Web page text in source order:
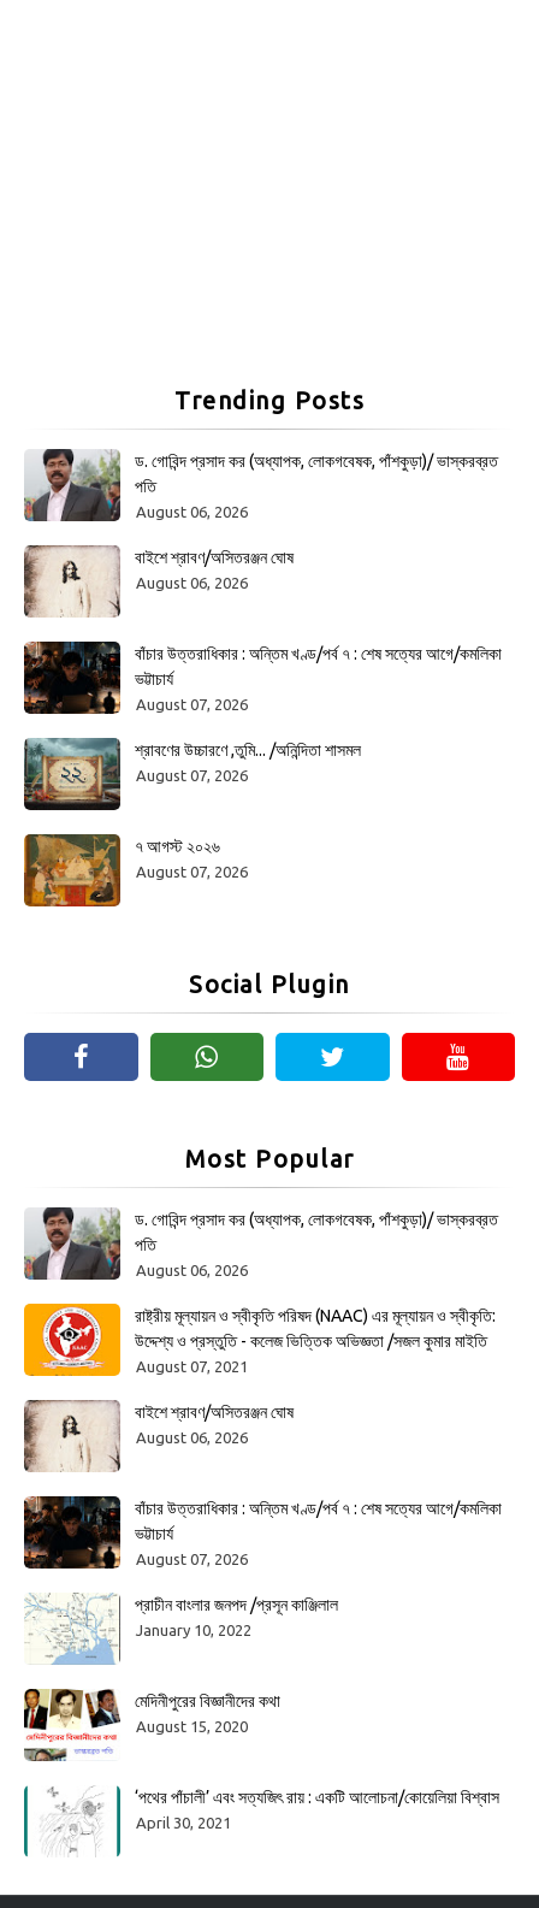
Trending Posts
ড. গোবিন্দ প্রসাদ কর (অধ্যাপক, লোকগবেষক, পাঁশকুড়া)/ ভাস্করব্রত
পতি
August 06, 2026
বাইশে শ্রাবণ/অসিতরঞ্জন ঘোষ
August 06, 2026
বাঁচার উত্তরাধিকার : অন্তিম খণ্ড/পর্ব ৭ : শেষ সত্যের আগে/কমলিকা
ভট্টাচার্য
August 07, 2026
শ্রাবণের উচ্চারণে ,তুমি... /অনিন্দিতা শাসমল
August 07, 2026
৭ আগস্ট ২০২৬
August 07, 2026
Social Plugin
Most Popular
ড. গোবিন্দ প্রসাদ কর (অধ্যাপক, লোকগবেষক, পাঁশকুড়া)/ ভাস্করব্রত
পতি
August 06, 2026
রাষ্ট্রীয় মূল্যায়ন ও স্বীকৃতি পরিষদ (NAAC) এর মূল্যায়ন ও স্বীকৃতি:
উদ্দেশ্য ও প্রস্তুতি - কলেজ ভিত্তিক অভিজ্ঞতা /সজল কুমার মাইতি
August 07, 2021
বাইশে শ্রাবণ/অসিতরঞ্জন ঘোষ
August 06, 2026
বাঁচার উত্তরাধিকার : অন্তিম খণ্ড/পর্ব ৭ : শেষ সত্যের আগে/কমলিকা
ভট্টাচার্য
August 07, 2026
প্রাচীন বাংলার জনপদ /প্রসূন কাঞ্জিলাল
January 10, 2022
মেদিনীপুরের বিজ্ঞানীদের কথা
August 15, 2020
‘পথের পাঁচালী’ এবং সত্যজিৎ রায় : একটি আলোচনা/কোয়েলিয়া বিশ্বাস
April 30, 2021